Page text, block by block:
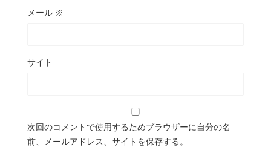
メール ※
サイト
次回のコメントで使用するためブラウザーに自分の名
前、メールアドレス、サイトを保存する。